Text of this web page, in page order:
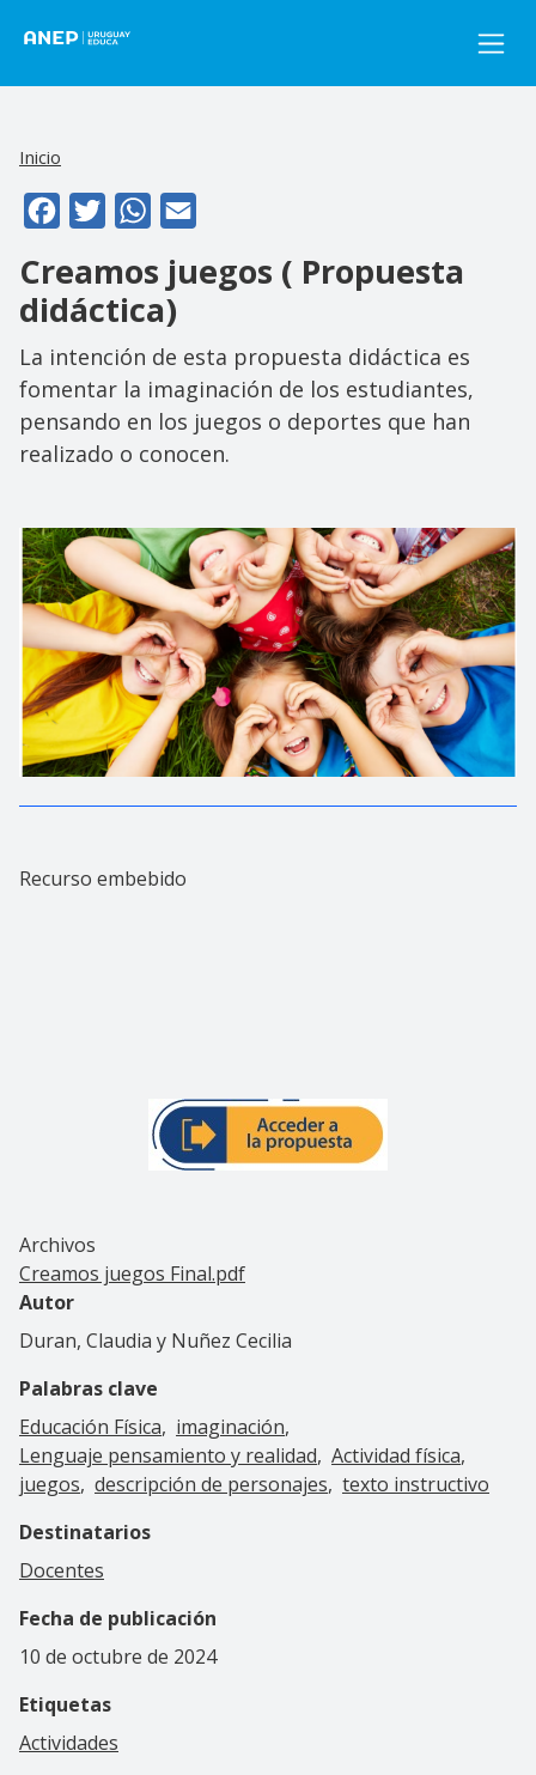
Inicio
FacebookTwitterWhatsApp
Creamos juegos ( Propuesta
didáctica)
La intención de esta propuesta didáctica es
fomentar la imaginación de los estudiantes,
pensando en los juegos o deportes que han
realizado o conocen.
Recurso embebido
Archivos
Creamos juegos Final.pdf
Autor
Duran, Claudia y Nuñez Cecilia
Palabras clave
Educación Física
imaginación
Lenguaje pensamiento y realidad Actividad física
juegos descripción de personajes texto instructivo
Destinatarios
Docentes
Fecha de publicación
10 de octubre de 2024
Etiquetas
Actividades